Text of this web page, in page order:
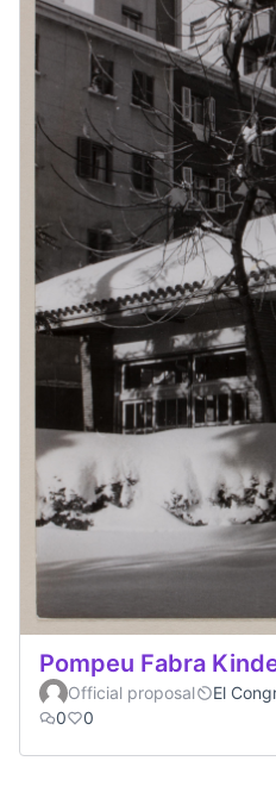
Pompeu Fabra
Official proposal El
0
0